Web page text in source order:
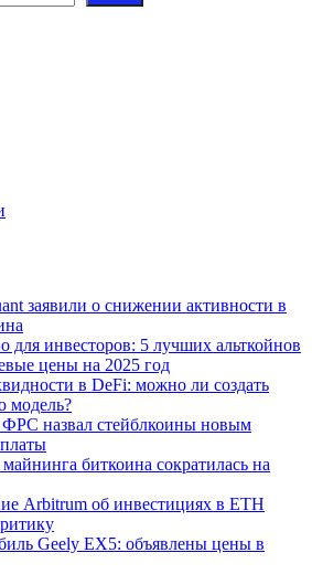
заявили о снижении активности в
для инвесторов: 5 лучших альткойнов
цены на 2025 год
в DeFi: можно ли создать
модель?
назвал стейблкоины новым
биткоина сократилась на
Arbitrum об инвестициях в ETH
Geely EX5: объявлены цены в